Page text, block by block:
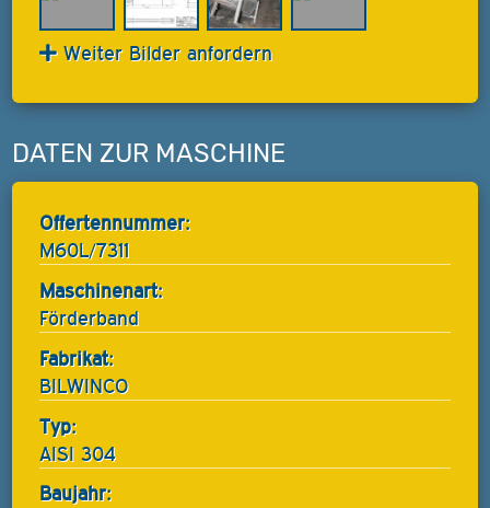
Weiter Bilder anfordern
DATEN ZUR MASCHINE
Offertennummer:
M60L/7311
Maschinenart:
Förderband
Fabrikat:
BILWINCO
Typ:
AISI 304
Baujahr: